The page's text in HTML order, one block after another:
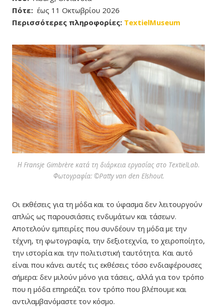
Πότε: έως 11 Οκτωβρίου 2026
Περισσότερες πληροφορίες: TextielMuseum
Η Fransje Gimbrère κατά τη διάρκεια εργασίας στο TextielLab.
Φωτογραφία: ©Patty van den Elshout.
Οι εκθέσεις για τη μόδα και το ύφασμα δεν λειτουργούν
απλώς ως παρουσιάσεις ενδυμάτων και τάσεων.
Αποτελούν εμπειρίες που συνδέουν τη μόδα με την
τέχνη, τη φωτογραφία, την δεξιοτεχνία, το χειροποίητο,
την ιστορία και την πολιτιστική ταυτότητα. Και αυτό
είναι που κάνει αυτές τις εκθέσεις τόσο ενδιαφέρουσες
σήμερα: δεν μιλούν μόνο για τάσεις, αλλά για τον τρόπο
που η μόδα επηρεάζει τον τρόπο που βλέπουμε και
αντιλαμβανόμαστε τον κόσμο.